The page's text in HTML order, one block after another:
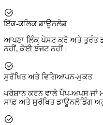
ਇੱਕ-ਕਲਿਕ ਡਾਊਨਲੋਡ
ਆਪਣਾ ਲਿੰਕ ਪੇਸਟ ਕਰੋ ਅਤੇ
ਨਹੀਂ, ਕੋਈ ਝੰਜਟ ਨਹੀਂ।
ਸੁਰੱਖਿਤ ਅਤੇ ਵਿਗਿਆਪਨ-ਮੁਕਤ
ਪਰੇਸ਼ਾਨ ਕਰਨ ਵਾਲੇ ਪੌਪ-ਅਪਸ ਜਾਂ
ਸਾਫ਼ ਅਤੇ ਸੁਰੱਖਿਤ ਡਾਊਨਲੋਡਿੰਗ